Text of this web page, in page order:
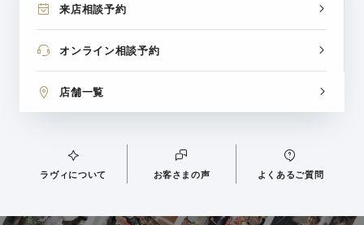
来店相談予約
オンライン相談予約
店舗一覧
ラヴィについて お客さまの声 よくあるご質問